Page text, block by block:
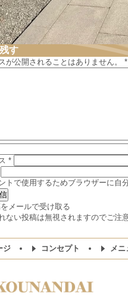
す
が公開されることはありません。 *
*
トで使用するためブラウザーに自
メールで受け取る
ない投稿は無視されますのでご注
ジ コンセプト メニ